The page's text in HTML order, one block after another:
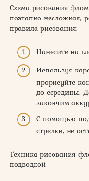
Схема рисования
поэтапно несложная,
правила рисования:
Нанесите на
Используя
прорисуйте
до середины.
закончим
С помощью
стрелки, не
Техника рисования
подводкой